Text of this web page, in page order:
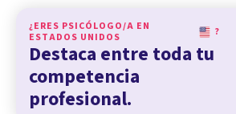
¿ERES PSICÓLOGO/A EN
ESTADOS UNIDOS
?
Destaca entre toda tu
competencia
profesional.